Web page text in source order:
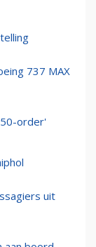
737 MAX
order'
uit